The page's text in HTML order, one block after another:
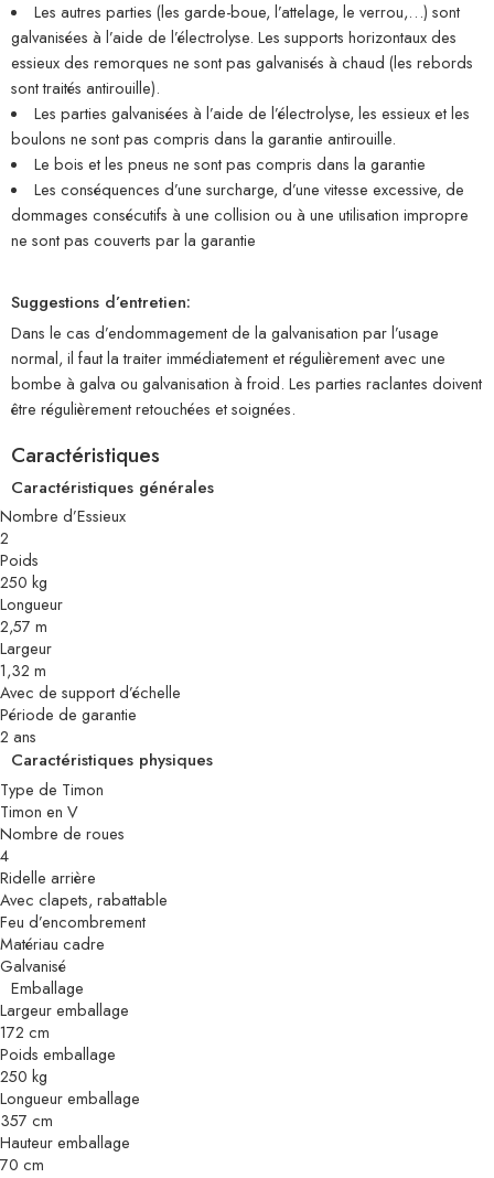
Les autres parties (les garde-boue, l’attelage, le verrou,…) sont
galvanisées à l’aide de l’électrolyse. Les supports horizontaux des
essieux des remorques ne sont pas galvanisés à chaud (les rebords
sont traités antirouille).
Les parties galvanisées à l’aide de l’électrolyse, les essieux et les
boulons ne sont pas compris dans la garantie antirouille.
Le bois et les pneus ne sont pas compris dans la garantie
Les conséquences d’une surcharge, d’une vitesse excessive, de
dommages consécutifs à une collision ou à une utilisation impropre
ne sont pas couverts par la garantie
Suggestions d’entretien:
Dans le cas d’endommagement de la galvanisation par l’usage
normal, il faut la traiter immédiatement et régulièrement avec une
bombe à galva ou galvanisation à froid. Les parties raclantes doivent
être régulièrement retouchées et soignées.
Caractéristiques
Caractéristiques générales
Nombre d’Essieux
2
Poids
250 kg
Longueur
2,57 m
Largeur
1,32 m
Avec de support d’échelle
Période de garantie
2 ans
Caractéristiques physiques
Type de Timon
Timon en V
Nombre de roues
4
Ridelle arrière
Avec clapets, rabattable
Feu d’encombrement
Matériau cadre
Galvanisé
Emballage
Largeur emballage
172 cm
Poids emballage
250 kg
Longueur emballage
357 cm
Hauteur emballage
70 cm